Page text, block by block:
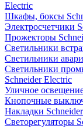
Electric
Шкафы, боксы
Электросчетчики
Прожекторы
Светильники
Светильники
Светильники
Schneider Electric
Уличное
Кнопочные
Накладки
Светорегуляторы